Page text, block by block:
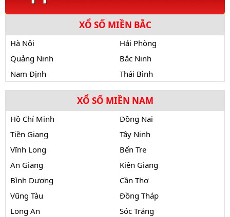
XỔ SỐ MIỀN BẮC
Hà Nội
Hải Phòng
Quảng Ninh
Bắc Ninh
Nam Định
Thái Bình
XỔ SỐ MIỀN NAM
Hồ Chí Minh
Đồng Nai
Tiền Giang
Tây Ninh
Vĩnh Long
Bến Tre
An Giang
Kiên Giang
Bình Dương
Cần Thơ
Vũng Tàu
Đồng Tháp
Long An
Sóc Trăng